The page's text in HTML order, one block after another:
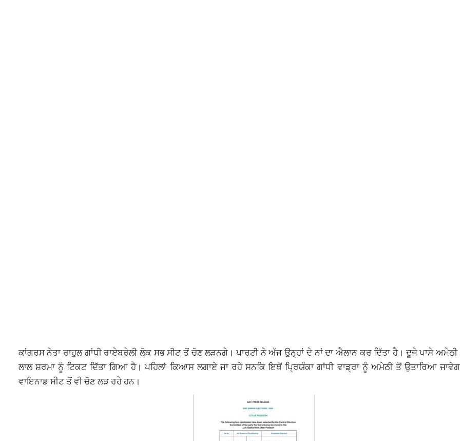
ਕਾਂਗਰਸ ਨੇਤਾ ਰਾਹੁਲ ਗਾਂਧੀ ਰਾਏਬਰੇਲੀ ਲੋਕ ਸਭ ਸੀਟ ਤੋਂ ਚੋਣ ਲੜਨਗੇ। ਪਾਰਟੀ ਨੇ ਅੱਜ ਉਨ੍ਹਾਂ ਦੇ ਨਾਂ ਦਾ ਐਲਾਨ ਕਰ ਦਿੱਤਾ ਹੈ। ਦੂਜੇ ਪਾਸੇ ਅਮੇਠੀ
ਲਾਲ ਸ਼ਰਮਾ ਨੂੰ ਟਿਕਟ ਦਿੱਤਾ ਗਿਆ ਹੈ। ਪਹਿਲਾਂ ਕਿਆਸ ਲਗਾਏ ਜਾ ਰਹੇ ਸਨਕਿ ਇਥੋਂ ਪ੍ਰਿਯੰਕਾ ਗਾਂਧੀ ਵਾਡ੍ਰਾ ਨੂੰ ਅਮੇਠੀ ਤੋਂ ਉਤਾਰਿਆ
ਵਾਇਨਾਡ ਸੀਟ ਤੋਂ ਵੀ ਚੋਣ ਲੜ ਰਹੇ ਹਨ।